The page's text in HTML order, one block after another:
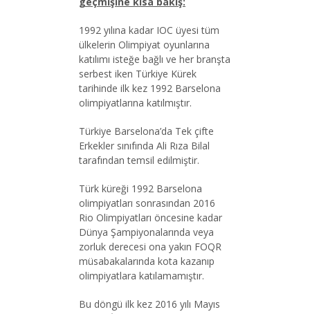
1992 yılına kadar IOC üyesi tüm
ülkelerin Olimpiyat oyunlarına
katılımı isteğe bağlı ve her branşta
serbest iken Türkiye Kürek
tarihinde ilk kez 1992 Barselona
olimpiyatlarına katılmıştır.
Türkiye Barselona’da Tek çifte
Erkekler sınıfında Ali Rıza Bilal
tarafından temsil edilmiştir.
Türk küreği 1992 Barselona
olimpiyatları sonrasından 2016
Rio Olimpiyatları öncesine kadar
Dünya Şampiyonalarında veya
zorluk derecesi ona yakın FOQR
müsabakalarında kota kazanıp
olimpiyatlara katılamamıştır.
Bu döngü ilk kez 2016 yılı Mayıs